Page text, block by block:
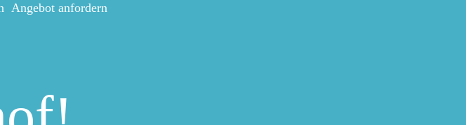
Angebot anfordern